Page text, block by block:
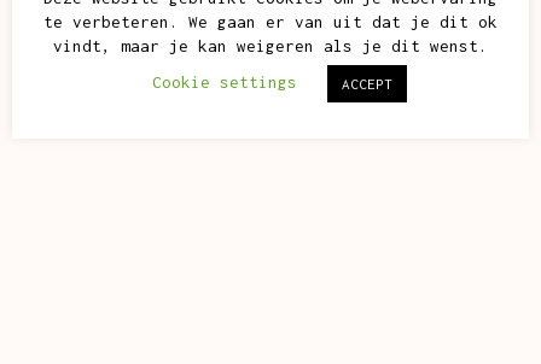
te verbeteren. We gaan er van uit dat je dit ok
vindt, maar je kan weigeren als je dit wenst.
Cookie settings
ACCEPT